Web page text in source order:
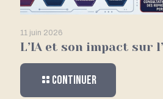
11 juin 2026
L’IA et son impact sur
Continuer